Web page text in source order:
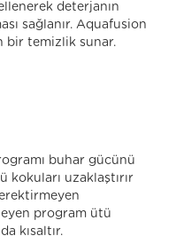
deterjanın
sağlanır. Aquafusion
bir temizlik sunar.
buhar gücünü
kokuları uzaklaştırır
program ütü
kısaltır.